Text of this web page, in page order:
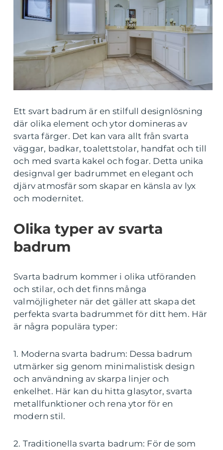
Ett svart badrum är en stilfull designlösning
där olika element och ytor domineras av
svarta färger. Det kan vara allt från svarta
väggar, badkar, toalettstolar, handfat och till
och med svarta kakel och fogar. Detta unika
designval ger badrummet en elegant och
djärv atmosfär som skapar en känsla av lyx
och modernitet.
Olika typer av svarta
badrum
Svarta badrum kommer i olika utföranden
och stilar, och det finns många
valmöjligheter när det gäller att skapa det
perfekta svarta badrummet för ditt hem. Här
är några populära typer:
1. Moderna svarta badrum: Dessa badrum
utmärker sig genom minimalistisk design
och användning av skarpa linjer och
enkelhet. Här kan du hitta glasytor, svarta
metallfunktioner och rena ytor för en
modern stil.
2. Traditionella svarta badrum: För de som